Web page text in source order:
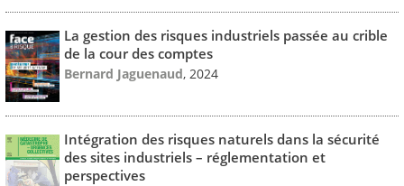
La gestion des risques industriels passée au crible
de la cour des comptes
Bernard Jaguenaud, 2024
Intégration des risques naturels dans la sécurité
des sites industriels – réglementation et
perspectives